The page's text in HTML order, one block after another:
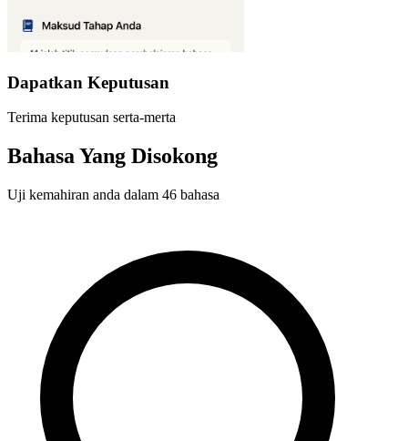
Dapatkan Keputusan
Terima keputusan serta-merta
Bahasa Yang Disokong
Uji kemahiran anda dalam 46 bahasa